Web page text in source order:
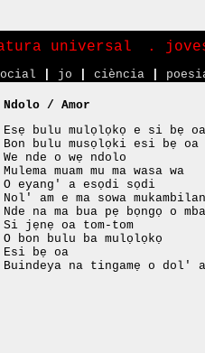
universal .
jo ciència
Ndolo / Amor
Esẹ bulu mulọlọkọ e si bẹ
Bon bulu musọlọki esi bẹ oa
We nde o wẹ ndolo
Mulema muam mu ma wasa wa
O eyang' a esọdi sọdi
Nol' am e ma sowa
Nde na ma bua pẹ bọngọ o
Si jẹnẹ oa tom-tom
O bon bulu ba mulọlọkọ
Esi bẹ oa
Buindeya na tingamẹ o dol'